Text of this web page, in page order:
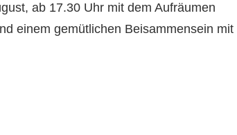
ab 17.30 Uhr mit dem Aufräumen
einem gemütlichen Beisammensein mit